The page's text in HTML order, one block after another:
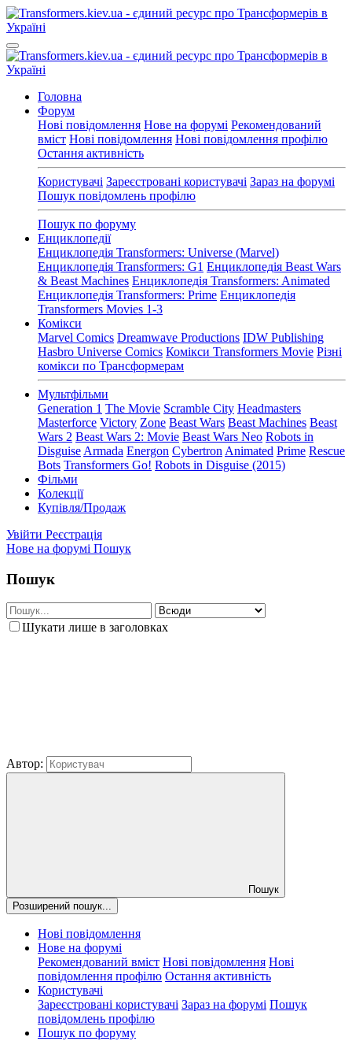
Головна
Форум
Нові повідомлення Нове на форумі Рекомендований
вміст Нові повідомлення Нові повідомлення профілю
Остання активність
Користувачі Зареєстровані користувачі Зараз на форумі
Пошук повідомлень профілю
Пошук по форуму
Енциклопедії
Енциклопедія Transformers: Universe (Marvel)
Енциклопедія Transformers: G1 Енциклопедія Beast Wars
& Beast Machines Енциклопедія Transformers: Animated
Енциклопедія Transformers: Prime Енциклопедія
Transformers Movies 1-3
Комікси
Marvel Comics Dreamwave Productions IDW Publishing
Hasbro Universe Comics Комікси Transformers Movie Різні
комікси по Трансформерам
Мультфільми
Generation 1 The Movie Scramble City Headmasters
Masterforce Victory Zone Beast Wars Beast Machines Beast
Wars 2 Beast Wars 2: Movie Beast Wars Neo Robots in
Disguise Armada Energon Cybertron Animated Prime Rescue
Bots Transformers Go! Robots in Disguise (2015)
Фільми
Колекції
Купівля/Продаж
Увійти Реєстрація
Нове на форумі Пошук
Пошук
Шукати лише в заголовках
Автор:
Пошук
Розширений пошук...
Нові повідомлення
Нове на форумі
Рекомендований вміст Нові повідомлення Нові
повідомлення профілю Остання активність
Користувачі
Зареєстровані користувачі Зараз на форумі Пошук
повідомлень профілю
Пошук по форуму